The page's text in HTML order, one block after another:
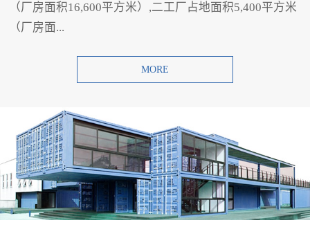
（厂房面积16,600平方米）,二工厂占地面积5,400平方米
（厂房面...
MORE